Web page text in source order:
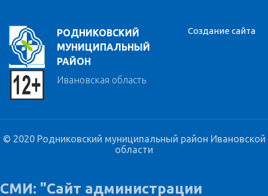
РОДНИКОВСКИЙ
МУНИЦИПАЛЬНЫЙ
РАЙОН
Ивановская область
Создание сайта
© 2020 Родниковский муниципальный район Ивановской
области
СМИ: "Сайт администрации